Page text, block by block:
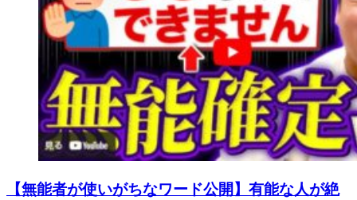
【無能者が使いがちなワード公開】有能な人が絶